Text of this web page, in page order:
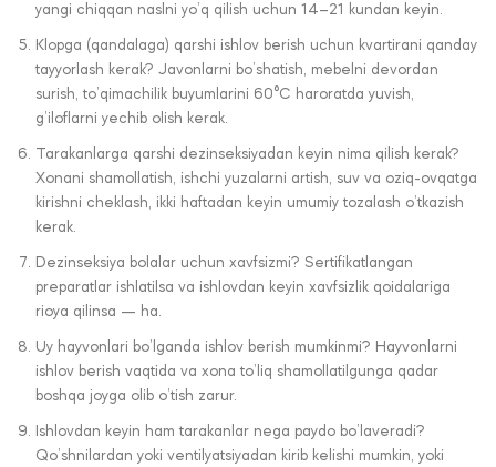
yangi chiqqan naslni yo’q qilish uchun 14–21 kundan keyin.
Klopga (qandalaga) qarshi ishlov berish uchun kvartirani qanday
tayyorlash kerak? Javonlarni bo’shatish, mebelni devordan
surish, to’qimachilik buyumlarini 60°C haroratda yuvish,
g’iloflarni yechib olish kerak.
Tarakanlarga qarshi dezinseksiyadan keyin nima qilish kerak?
Xonani shamollatish, ishchi yuzalarni artish, suv va oziq-ovqatga
kirishni cheklash, ikki haftadan keyin umumiy tozalash o’tkazish
kerak.
Dezinseksiya bolalar uchun xavfsizmi? Sertifikatlangan
preparatlar ishlatilsa va ishlovdan keyin xavfsizlik qoidalariga
rioya qilinsa — ha.
Uy hayvonlari bo’lganda ishlov berish mumkinmi? Hayvonlarni
ishlov berish vaqtida va xona to’liq shamollatilgunga qadar
boshqa joyga olib o’tish zarur.
Ishlovdan keyin ham tarakanlar nega paydo bo’laveradi?
Qo’shnilardan yoki ventilyatsiyadan kirib kelishi mumkin, yoki